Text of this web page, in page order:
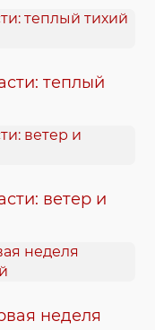
теплый
ветер и
неделя